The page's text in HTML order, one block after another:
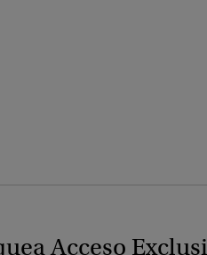
Acceso